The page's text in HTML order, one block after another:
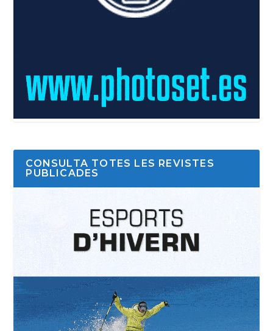
CONSULTA TOTES LES REVISTES
PUBLICADES